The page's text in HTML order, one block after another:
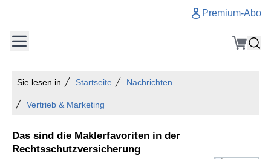
Premium-Abo
Sie lesen in Startseite Nachrichten
Vertrieb & Marketing
Das sind die Maklerfavoriten in der
Rechtsschutzversicherung